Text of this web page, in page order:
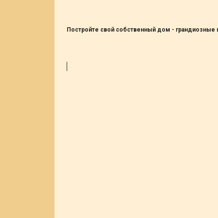
Постройте свой собственный дом - грандиозные